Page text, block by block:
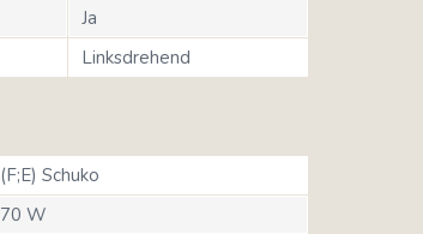
Ja
Linksdrehend
(F;E) Schuko
70 W